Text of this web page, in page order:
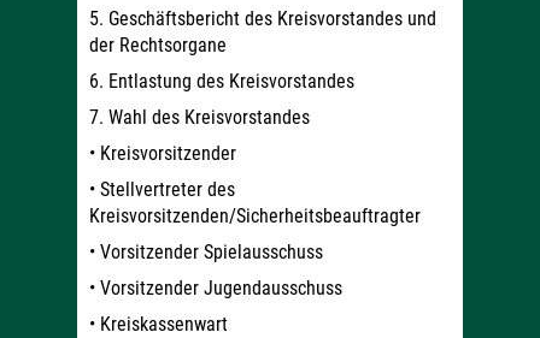
5. Geschäftsbericht des Kreisvorstandes und
der Rechtsorgane
6. Entlastung des Kreisvorstandes
7. Wahl des Kreisvorstandes
• Kreisvorsitzender
• Stellvertreter des
Kreisvorsitzenden/Sicherheitsbeauftragter
• Vorsitzender Spielausschuss
• Vorsitzender Jugendausschuss
• Kreiskassenwart